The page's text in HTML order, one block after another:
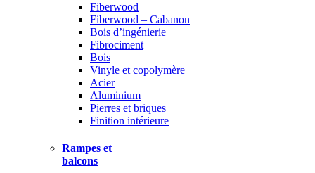
Fiberwood
Fiberwood – Cabanon
Bois d’ingénierie
Fibrociment
Bois
Vinyle et copolymère
Acier
Aluminium
Pierres et briques
Finition intérieure
Rampes et
balcons